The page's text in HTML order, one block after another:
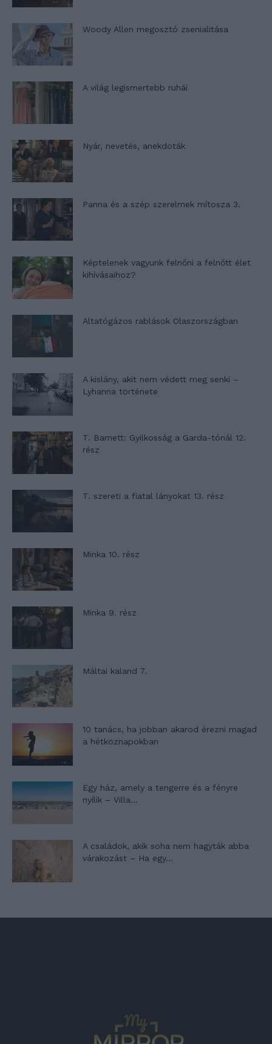
Woody Allen megosztó zsenialitása
A világ legismertebb ruhái
Nyár, nevetés, anekdoták
Panna és a szép szerelmek mítosza 3.
Képtelenek vagyunk felnőni a felnőtt élet
kihívásaihoz?
Altatógázos rablások Olaszországban
A kislány, akit nem védett meg senki –
Lyhanna története
T. Barnett: Gyilkosság a Garda-tónál 12.
rész
T. szereti a fiatal lányokat 13. rész
Minka 10. rész
Minka 9. rész
Máltai kaland 7.
10 tanács, ha jobban akarod érezni magad
a hétköznapokban
Egy ház, amely a tengerre és a fényre
nyílik – Villa...
A családok, akik soha nem hagyták abba
várakozást – Ha egy...